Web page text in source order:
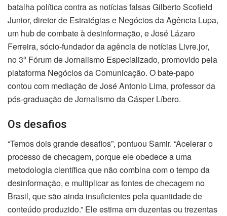
batalha política contra as notícias falsas Gilberto Scofield
Junior, diretor de Estratégias e Negócios da Agência Lupa,
um hub de combate à desinformação, e José Lázaro
Ferreira, sócio-fundador da agência de notícias Livre.jor,
no 3º Fórum de Jornalismo Especializado, promovido pela
plataforma Negócios da Comunicação. O bate-papo
contou com mediação de José Antonio Lima, professor da
pós-graduação de Jornalismo da Cásper Líbero.
Os desafios
“Temos dois grande desafios”, pontuou Samir. “Acelerar o
processo de checagem, porque ele obedece a uma
metodologia científica que não combina com o tempo da
desinformação, e multiplicar as fontes de checagem no
Brasil, que são ainda insuficientes pela quantidade de
conteúdo produzido.” Ele estima em duzentas ou trezentas